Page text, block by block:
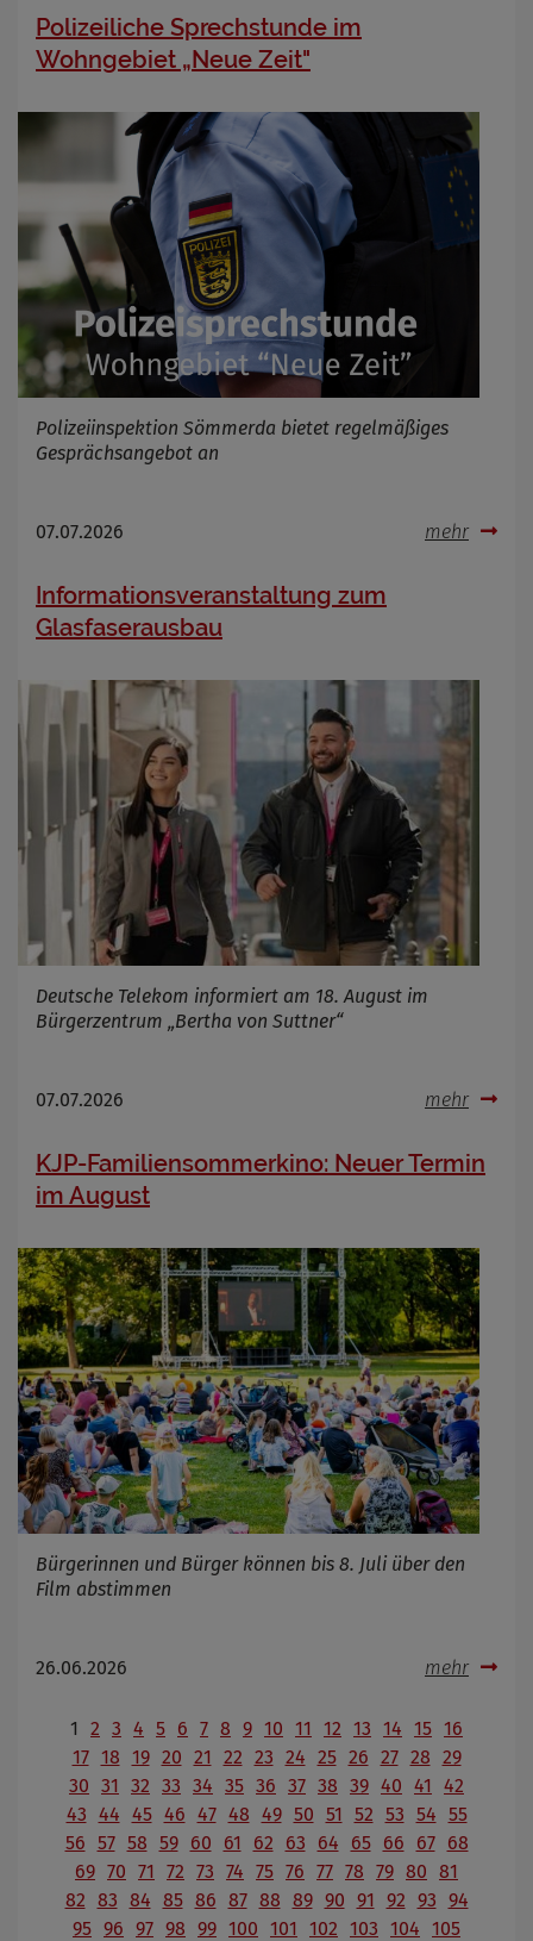
Polizeiliche Sprechstunde im
Wohngebiet „Neue Zeit"
Polizeiinspektion Sömmerda bietet regelmäßiges
Gesprächsangebot an
07.07.2026 mehr
Informationsveranstaltung zum
Glasfaserausbau
Deutsche Telekom informiert am 18. August im
Bürgerzentrum „Bertha von Suttner“
07.07.2026 mehr
KJP-Familiensommerkino: Neuer Termin
im August
Bürgerinnen und Bürger können bis 8. Juli über den
Film abstimmen
26.06.2026 mehr
1 2 3 4 5 6 7 8 9 10 11 12 13 14 15 16
17 18 19 20 21 22 23 24 25 26 27 28 29
30 31 32 33 34 35 36 37 38 39 40 41
42
43 44 45 46 47 48 49 50 51 52 53 54 55
56 57 58 59 60 61 62 63 64 65 66 67
68
69 70 71 72 73 74 75 76 77 78 79 80 81
82 83 84 85 86 87 88 89 90 91 92 93 94
95 96 97 98 99 100 101 102 103 104 105